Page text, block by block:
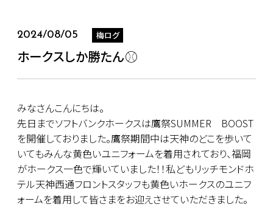
2024/08/05 梅ログ
ホークスしか勝たん⚾
みなさんこんにちは。
先日までソフトバンクホークスは鷹祭SUMMER BOOST
を開催しておりました。鷹祭期間中は天神のどこを歩いて
いてもみんな黄色いユニフォームを着用されており、福岡
がホークス一色で輝いていました！！私どもリッチモンドホ
テル天神西通フロントスタッフも黄色いホークスのユニフ
ォームを着用して皆さまをお迎えさせていただきました。